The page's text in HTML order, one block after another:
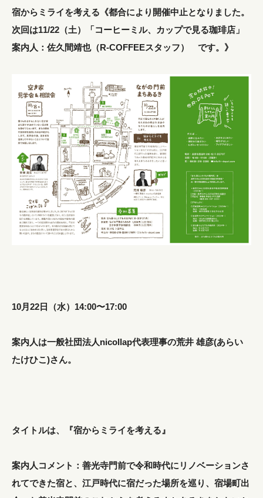
宿からミライを考える《都合により開催中止となりました。
次回は11/22（土）「コーヒーミル、カップで見る珈琲店」
案内人：佐久間靖也（R-COFFEEスタッフ） です。》
10月22日（水）14:00〜17:00
案内人は一般社団法人nicollap代表理事の荒井 雄彦(あらい
たけひこ)さん。
タイトルは、『宿からミライを考える』
案内人コメント：善光寺門前で令和時代にリノベーションさ
れてできた宿と、江戸時代に宿だった場所を巡り、宿場町出